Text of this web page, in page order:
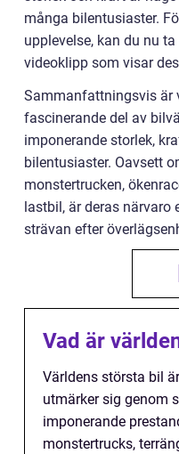
många bilentusiaster.
upplevelse, kan du nu
videoklipp som visar
Sammanfattningsvis är
fascinerande del av
imponerande storlek,
bilentusiaster. Oavsett
monstertrucken,
lastbil, är deras närvaro
strävan efter
Vad är
Världens största bil
utmärker sig genom
imponerande
monstertrucks,